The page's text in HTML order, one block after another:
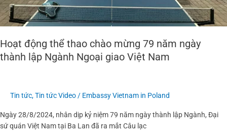
Hoạt động thể thao chào mừng 79 năm ngày
thành lập Ngành Ngoại giao Việt Nam
Tin tức,Tin tức Video/ Embassy Vietnam in Poland
Ngày 28/8/2024, nhân dịp kỷ niệm 79 năm ngày thành lập Ngành, Đại
sứ quán Việt Nam tại Ba Lan đã ra mắt Câu lạc
giao
Việt
Nam